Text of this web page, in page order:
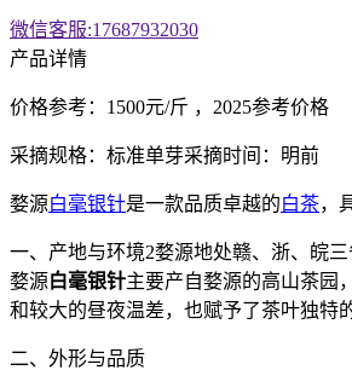
微信客服:17687932030
产品详情
价格参考：1500元/斤 ，2025参考价格
采摘规格：标准单芽采摘时间：明前
婺源白毫银针是一款品质卓越的白茶，
一、产地与环境2婺源地处赣、浙、皖
婺源白毫银针主要产自婺源的高山茶园
和较大的昼夜温差，也赋予了茶叶独特
二、外形与品质